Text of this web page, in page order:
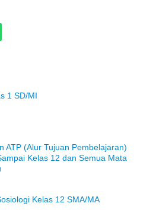
1 SD/MI
ATP (Alur Tujuan Pembelajaran)
Kelas 12 dan Semua Mata
Kelas 12 SMA/MA